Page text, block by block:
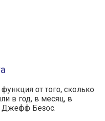
от того, сколько
в год, в месяц, в
Джефф Безос.